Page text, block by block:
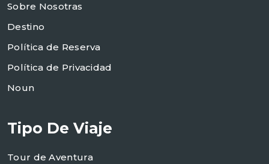
Sobre Nosotras
Destino
Política de Reserva
Política de Privacidad
Noun
Tipo De Viaje
Tour de Aventura